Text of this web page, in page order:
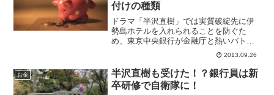
付けの種類
ドラマ「半沢直樹」では実質破綻先に伊
勢島ホテルを入れられることを防ぐた
め、東京中央銀行が金融庁と熱いバトル
を繰り広げました。ですが、ほとんどの
視聴者にとっては「実質破綻先」という
言葉を聞いたとき、なんのことだと疑問
に思ったことでしょう。そし...
2013.09.26
お金
半沢直樹も受けた！？銀行員は新
卒研修で自衛隊に！